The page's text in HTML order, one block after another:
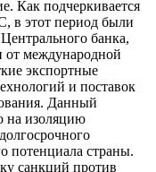
Как подчеркивается
в этот период были
банка,
от международной
экспортные
и поставок
Данный
на изоляцию
потенциала страны.
санкций против